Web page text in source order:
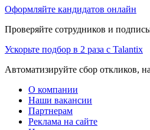
Оформляйте кандидатов онлайн
Проверяйте сотрудников и
Ускорьте подбор в 2 раза с Talantix
Автоматизируйте сбор откликов,
О компании
Наши вакансии
Партнерам
Реклама на сайте